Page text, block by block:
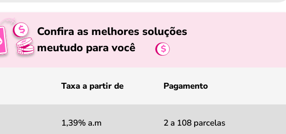
Confira as melhores soluções
meutudo para você
Taxa a partir de Pagamento
1,39% a.m 2 a 108 parcelas